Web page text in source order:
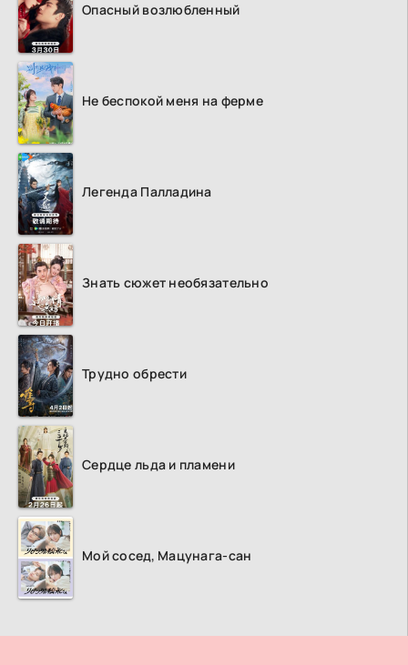
Опасный возлюбленный
Не беспокой меня на ферме
Легенда Палладина
Знать сюжет необязательно
Трудно обрести
Сердце льда и пламени
Мой сосед, Мацунага-сан